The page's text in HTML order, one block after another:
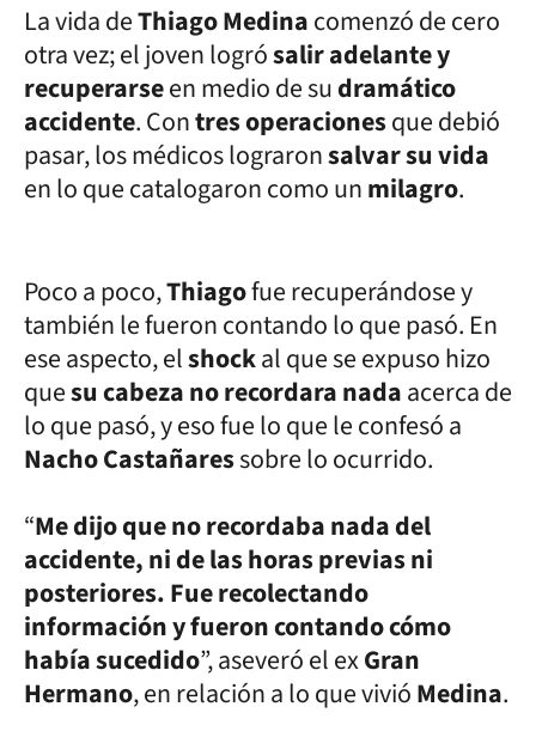
La vida deThiago Medinacomenzó de cero
otra vez; el joven logrósalir adelante y
recuperarseen medio de sudramático
accidente. Contres operacionesque debió
pasar, los médicos lograronsalvar su vida
en lo que catalogaron como unmilagro.
Poco a poco,Thiagofue recuperándose y
también le fueron contando lo que pasó. En
ese aspecto, elshockal que se expuso hizo
quesu cabeza no recordara nadaacerca de
lo que pasó, y eso fue lo que le confesó a
Nacho Castañaressobre lo ocurrido.
“Me dijo que no recordaba nada del
accidente, ni de las horas previas ni
posteriores. Fue recolectando
información y fueron contando cómo
había sucedido”, aseveró el exGran
Hermano, en relación a lo que vivióMedina.